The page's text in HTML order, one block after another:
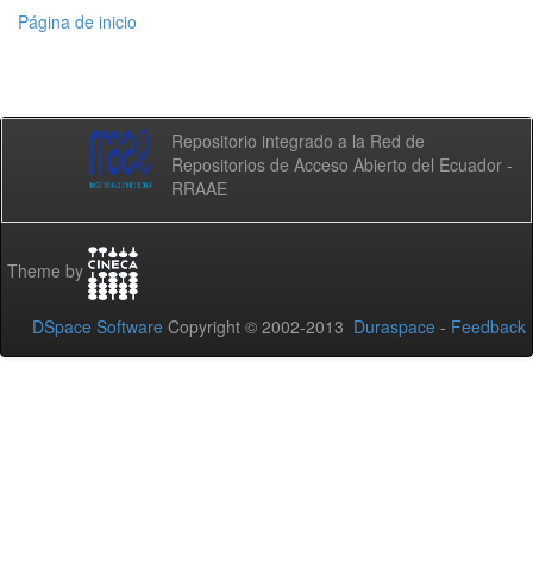
Página de inicio
Repositorio integrado a la Red de
Repositorios de Acceso Abierto del Ecuador -
RRAAE
Theme by
DSpace Software Copyright © 2002-2013 Duraspace - Feedback